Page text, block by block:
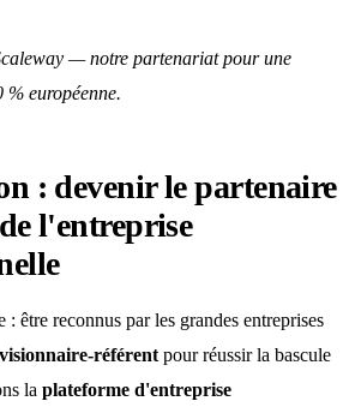
— notre partenariat pour une
européenne.
: devenir le partenaire
l'entreprise
être reconnus par les grandes entreprises
visionnaire-référent pour réussir la bascule
la plateforme d'entreprise